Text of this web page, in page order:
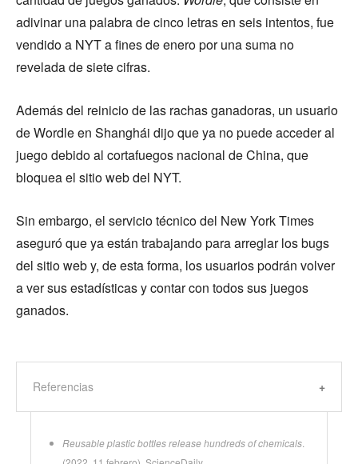
adivinar una palabra de cinco letras en seis intentos, fue
vendido a NYT a fines de enero por una suma no
revelada de siete cifras.
Además del reinicio de las rachas ganadoras, un usuario
de Wordle en Shanghái dijo que ya no puede acceder al
juego debido al cortafuegos nacional de China, que
bloquea el sitio web del NYT.
Sin embargo, el servicio técnico del New York Times
aseguró que ya están trabajando para arreglar los bugs
del sitio web y, de esta forma, los usuarios podrán volver
a ver sus estadísticas y contar con todos sus juegos
ganados.
Referencias
Reusable plastic bottles release hundreds of chemicals